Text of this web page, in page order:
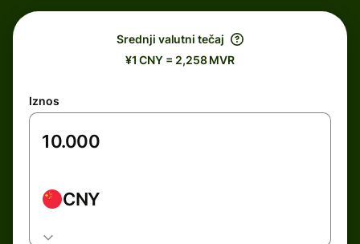
Srednji valutni tečaj
¥1 CNY = 2,258 MVR
Iznos
CNY